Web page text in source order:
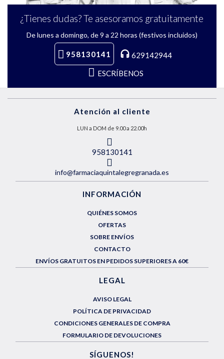
¿Tienes dudas? Te asesoramos gratuitamente
De lunes a domingo, de 9 a 22 horas (festivos incluidos)
958130141
629142944
ESCRÍBENOS
Atención al cliente
LUN a DOM de 9.00 a 22.00h
958130141
info@farmaciaquintalegregranada.es
INFORMACIÓN
QUIÉNES SOMOS
OFERTAS
SOBRE ENVÍOS
CONTACTO
ENVÍOS GRATUITOS EN PEDIDOS SUPERIORES A 60€
LEGAL
AVISO LEGAL
POLÍTICA DE PRIVACIDAD
CONDICIONES GENERALES DE COMPRA
FORMULARIO DE DEVOLUCIONES
SÍGUENOS!